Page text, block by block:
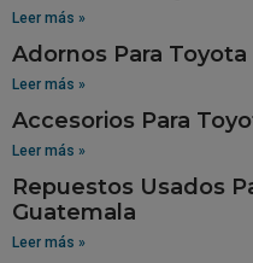
Leer más »
Adornos Para Toyota
Leer más »
Accesorios Para
Leer más »
Repuestos Usados
Guatemala
Leer más »